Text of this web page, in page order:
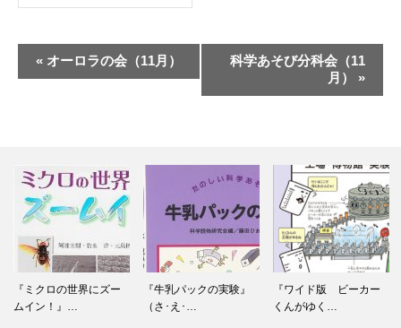
ベ
ゲ
ー
シ
ョ
ン
« オーロラの会（11月）
科学あそび分科会（11
月） »
『ミクロの世界にズー
ムイン！』…
『牛乳パックの実験』
（さ･え･…
『ワイド版 ビーカー
くんがゆく…